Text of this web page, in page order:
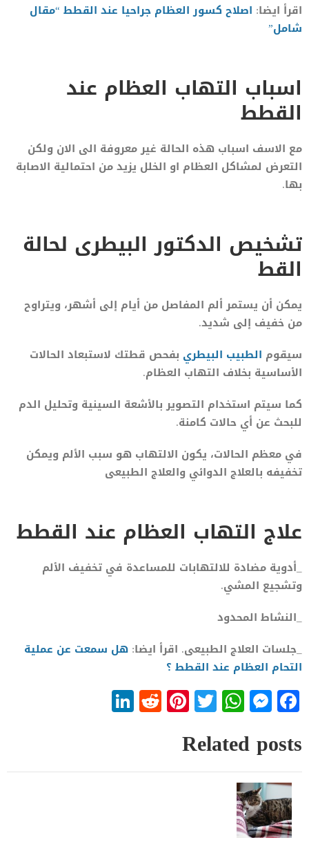
اقرأ ايضا: اصلاح كسور العظام جراحيا عند القطط “مقال
شامل”
اسباب التهاب العظام عند
القطط
مع الاسف اسباب هذه الحالة غير معروفة الى الان ولكن
التعرض لمشاكل العظام او الخلل يزيد من احتمالية الاصابة
بها.
تشخيص الدكتور البيطرى لحالة
القط
يمكن أن يستمر ألم المفاصل من أيام إلى أشهر، ويتراوح
من خفيف إلى شديد.
سيقوم الطبيب البيطري بفحص قطتك لاستبعاد الحالات
الأساسية بخلاف التهاب العظام.
كما سيتم استخدام التصوير بالأشعة السينية وتحليل الدم
للبحث عن أي حالات كامنة.
في معظم الحالات، يكون الالتهاب هو سبب الألم ويمكن
تخفيفه بالعلاج الدوائي والعلاج الطبيعى
علاج التهاب العظام عند القطط
_أدوية مضادة للالتهابات للمساعدة في تخفيف الألم
وتشجيع المشي.
_النشاط المحدود
_جلسات العلاج الطبيعى. اقرأ ايضا: هل سمعت عن عملية
التحام العظام عند القطط ؟
Facebook
Messenger
WhatsApp
Twitter
Pinterest
Reddit
Related posts